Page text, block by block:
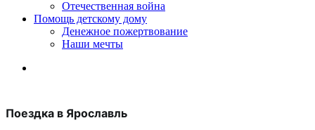
Отечественная война
Помощь детскому дому
Денежное пожертвование
Наши мечты
Поездка в Ярославль